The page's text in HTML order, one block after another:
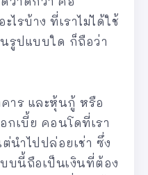
รบ้าง ที่เราไม่ได้ใช้
นรูปแบบใด ก็ถือว่า
าร และหุ้นกู้ หรือ
เบี้ย คอนโดที่เรา
นำไปปล่อยเช่า ซึ่ง
บนี้ถือเป็นเงินที่ต้อง